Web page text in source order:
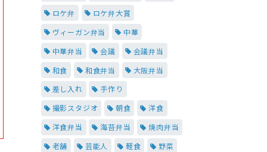
ロケ弁
ロケ弁大賞
ヴィーガン弁当
中華
中華弁当
会議
会議弁当
和食
和食弁当
大阪弁当
差し入れ
手作り
撮影スタジオ
朝食
洋食
洋食弁当
海苔弁当
焼肉弁当
老舗
芸能人 軽食
野菜